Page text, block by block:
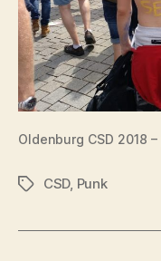
Oldenburg CSD 2018 –
Schlagwörter
CSD, Punk